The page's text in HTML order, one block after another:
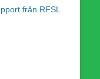
från RFSL